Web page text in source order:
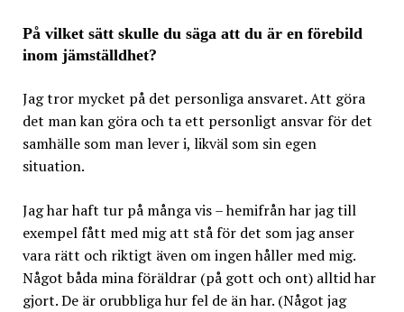
På vilket sätt skulle du säga att du är en förebild
inom jämställdhet?
Jag tror mycket på det personliga ansvaret. Att göra
det man kan göra och ta ett personligt ansvar för det
samhälle som man lever i, likväl som sin egen
situation.
Jag har haft tur på många vis – hemifrån har jag till
exempel fått med mig att stå för det som jag anser
vara rätt och riktigt även om ingen håller med mig.
Något båda mina föräldrar (på gott och ont) alltid har
gjort. De är orubbliga hur fel de än har. (Något jag